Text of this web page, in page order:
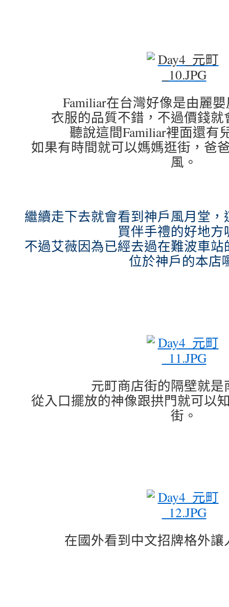
Familiar在台灣好像是由麗
衣服的品質不錯，不過價錢
聽說這間Familiar裡面還有
如果有時間就可以媽媽逛街，爸
風。
繼續走下去就會看到神戶風月堂
買伴手禮的好地方
不過艾薇因為已經去過在難波車
位於神戶的本店
元町商店街的隔壁就是
從入口擺放的神像跟拱門就可以
街。
在國外看到中文招牌格外